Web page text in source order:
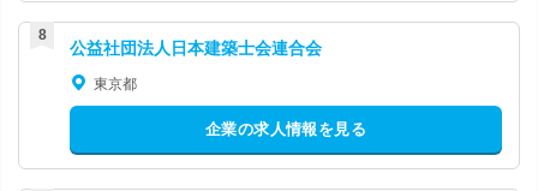
公益社団法人日本建築士会連合会
東京都
企業の求人情報を見る